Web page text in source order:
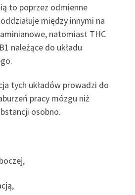
to poprzez odmienne
między innymi na
natomiast THC
należące do układu
tych układów prowadzi do
pracy mózgu niż
osobno.